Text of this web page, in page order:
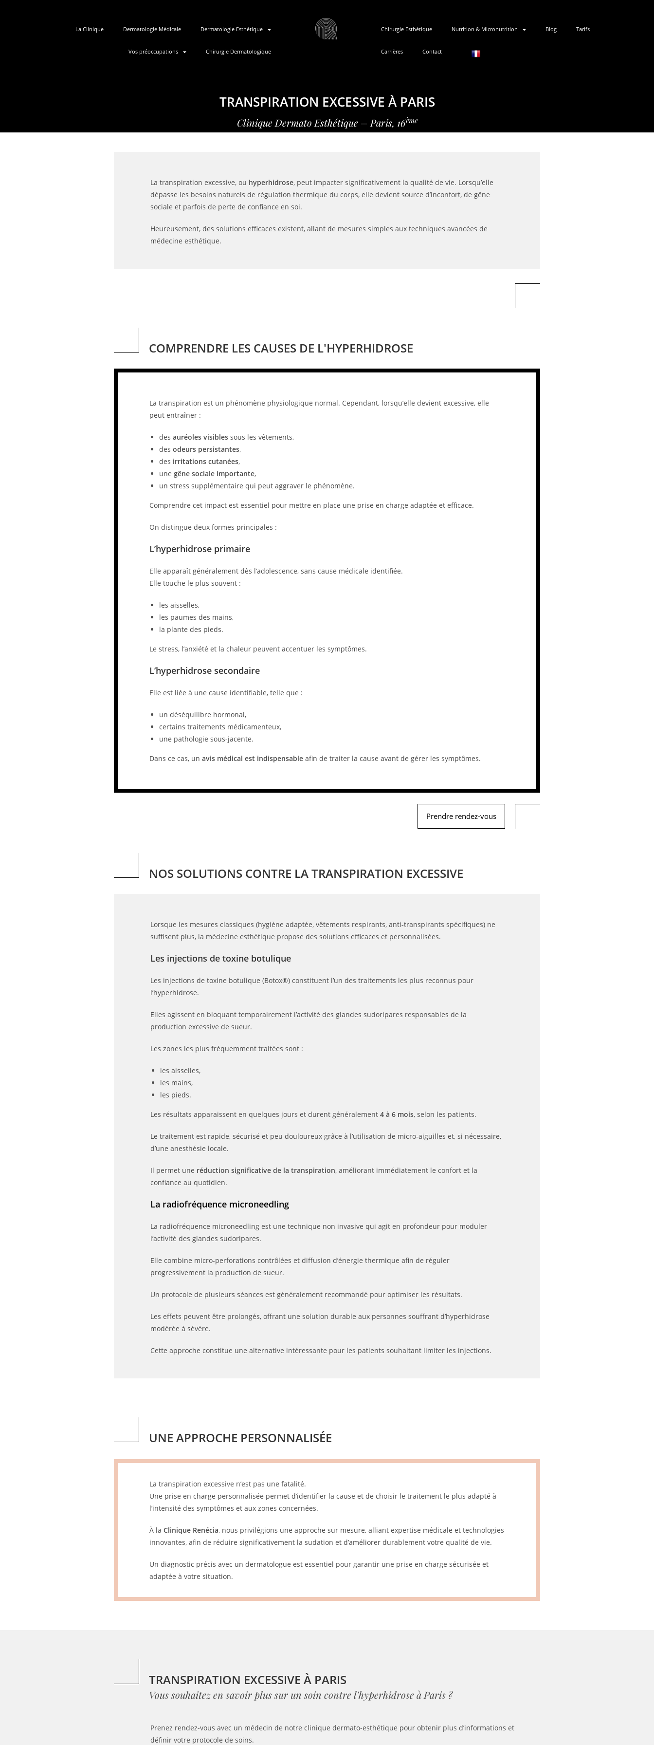
La Clinique Dermatologie Médicale Dermatologie Esthétique
Vos préoccupations Chirurgie Dermatologique
Chirurgie Esthétique Nutrition & Micronutrition Blog Tarifs
Carrières Contact
TRANSPIRATION EXCESSIVE À PARIS
Clinique Dermato Esthétique – Paris, 16ème
La transpiration excessive, ou hyperhidrose, peut impacter significativement la qualité de vie. Lorsqu’elle
dépasse les besoins naturels de régulation thermique du corps, elle devient source d’inconfort, de gêne
sociale et parfois de perte de confiance en soi.
Heureusement, des solutions efficaces existent, allant de mesures simples aux techniques avancées de
médecine esthétique.
COMPRENDRE LES CAUSES DE L'HYPERHIDROSE
La transpiration est un phénomène physiologique normal. Cependant, lorsqu’elle devient excessive, elle
peut entraîner :
des auréoles visibles sous les vêtements,
des odeurs persistantes,
des irritations cutanées,
une gêne sociale importante,
un stress supplémentaire qui peut aggraver le phénomène.
Comprendre cet impact est essentiel pour mettre en place une prise en charge adaptée et efficace.
On distingue deux formes principales :
L’hyperhidrose primaire
Elle apparaît généralement dès l’adolescence, sans cause médicale identifiée.
Elle touche le plus souvent :
les aisselles,
les paumes des mains,
la plante des pieds.
Le stress, l’anxiété et la chaleur peuvent accentuer les symptômes.
L’hyperhidrose secondaire
Elle est liée à une cause identifiable, telle que :
un déséquilibre hormonal,
certains traitements médicamenteux,
une pathologie sous-jacente.
Dans ce cas, un avis médical est indispensable afin de traiter la cause avant de gérer les symptômes.
Prendre rendez-vous
NOS SOLUTIONS CONTRE LA TRANSPIRATION EXCESSIVE
Lorsque les mesures classiques (hygiène adaptée, vêtements respirants, anti-transpirants spécifiques) ne
suffisent plus, la médecine esthétique propose des solutions efficaces et personnalisées.
Les injections de toxine botulique
Les injections de toxine botulique (Botox®) constituent l’un des traitements les plus reconnus pour
l’hyperhidrose.
Elles agissent en bloquant temporairement l’activité des glandes sudoripares responsables de la
production excessive de sueur.
Les zones les plus fréquemment traitées sont :
les aisselles,
les mains,
les pieds.
Les résultats apparaissent en quelques jours et durent généralement 4 à 6 mois, selon les patients.
Le traitement est rapide, sécurisé et peu douloureux grâce à l’utilisation de micro-aiguilles et, si nécessaire,
d’une anesthésie locale.
Il permet une réduction significative de la transpiration, améliorant immédiatement le confort et la
confiance au quotidien.
La radiofréquence microneedling
La radiofréquence microneedling est une technique non invasive qui agit en profondeur pour moduler
l’activité des glandes sudoripares.
Elle combine micro-perforations contrôlées et diffusion d’énergie thermique afin de réguler
progressivement la production de sueur.
Un protocole de plusieurs séances est généralement recommandé pour optimiser les résultats.
Les effets peuvent être prolongés, offrant une solution durable aux personnes souffrant d’hyperhidrose
modérée à sévère.
Cette approche constitue une alternative intéressante pour les patients souhaitant limiter les injections.
UNE APPROCHE PERSONNALISÉE
La transpiration excessive n’est pas une fatalité.
Une prise en charge personnalisée permet d’identifier la cause et de choisir le traitement le plus adapté à
l’intensité des symptômes et aux zones concernées.
À la Clinique Renécia, nous privilégions une approche sur mesure, alliant expertise médicale et technologies
innovantes, afin de réduire significativement la sudation et d’améliorer durablement votre qualité de vie.
Un diagnostic précis avec un dermatologue est essentiel pour garantir une prise en charge sécurisée et
adaptée à votre situation.
TRANSPIRATION EXCESSIVE À PARIS
Vous souhaitez en savoir plus sur un soin contre l'hyperhidrose à Paris ?
Prenez rendez-vous avec un médecin de notre clinique dermato-esthétique pour obtenir plus d’informations et
définir votre protocole de soins.